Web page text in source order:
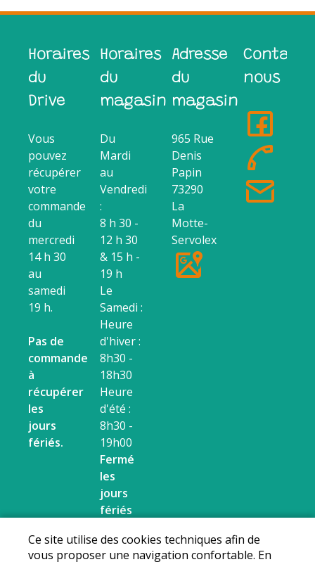
Horaires
du
Drive
Vous
pouvez
récupérer
votre
commande
du
mercredi
14 h 30
au
samedi
19 h.
Pas de
commande
à
récupérer
les
jours
fériés.
Horaires
du
magasin
Du
Mardi
au
Vendredi
:
8 h 30 -
12 h 30
& 15 h -
19 h
Le
Samedi :
Heure
d'hiver :
8h30 -
18h30
Heure
d'été :
8h30 -
19h00
Fermé
les
jours
fériés
Adresse
du
magasin
965 Rue
Denis
Papin
73290
La
Motte-
Servolex
nous
Mentions légales |Conditions Générales de
Ce site utilise des cookies techniques afin de
vous proposer une navigation confortable. En